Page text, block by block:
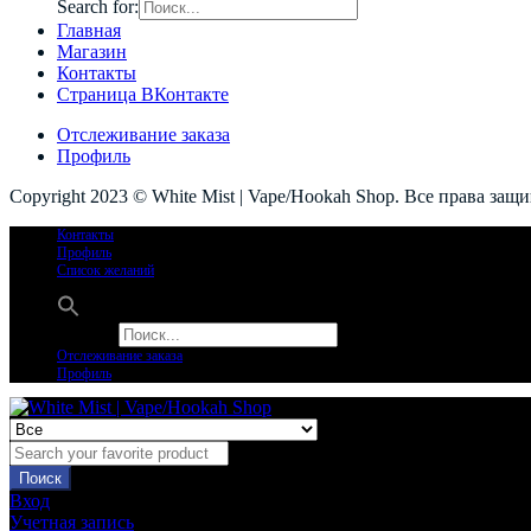
Search for:
Главная
Магазин
Контакты
Страница ВКонтакте
Отслеживание заказа
Профиль
Copyright 2023 © White Mist | Vape/Hookah Shop. Все права
Контакты
Профиль
Список желаний
Отслеживание заказа
Профиль
Поиск
Вход
Учетная запись